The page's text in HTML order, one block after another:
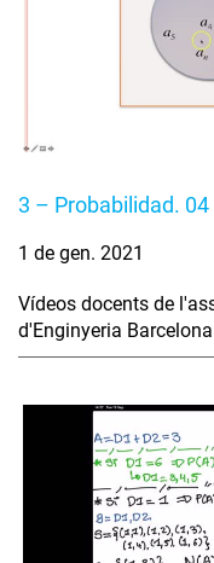
3 – Probabilidad.
1 de gen. 2021
Vídeos docents de
d'Enginyeria